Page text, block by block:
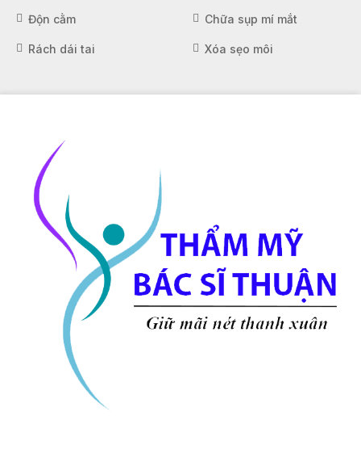
Độn cằm Chữa sụp mí mắt
Rách dái tai Xóa sẹo môi